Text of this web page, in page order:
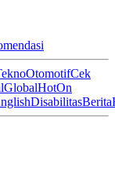
OtomotifCek
GlobalHotOn
DisabilitasBerita